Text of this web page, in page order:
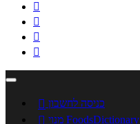




 כניסה לחשבון

מנוי FoodsDictionary